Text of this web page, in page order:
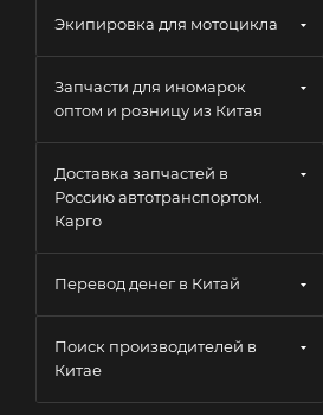
Экипировка для мотоцикла
Запчасти для иномарок
оптом и розницу из Китая
Доставка запчастей в
Россию автотранспортом.
Карго
Перевод денег в Китай
Поиск производителей в
Китае